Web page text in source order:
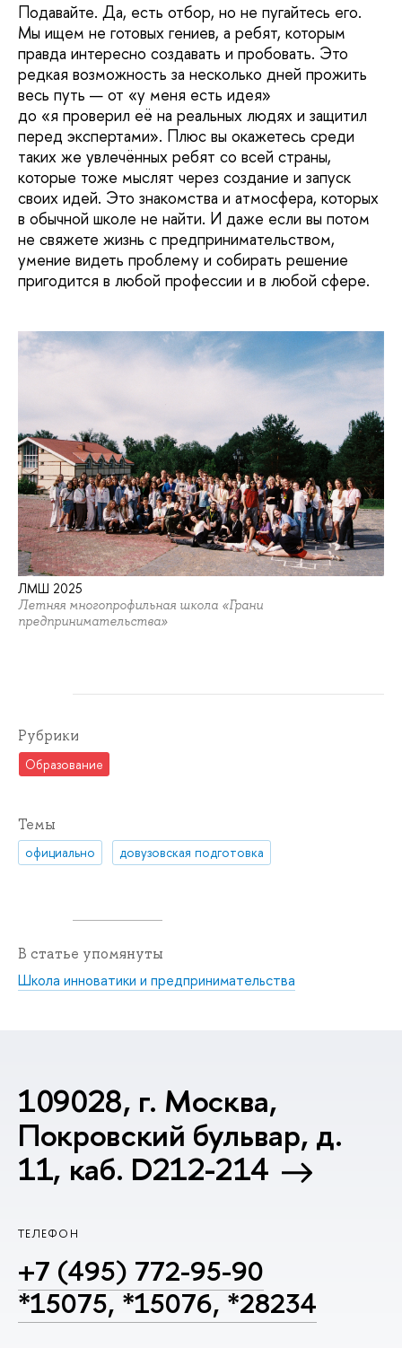
Подавайте. Да, есть отбор, но не пугайтесь его.
Мы ищем не готовых гениев, а ребят, которым
правда интересно создавать и пробовать. Это
редкая возможность за несколько дней прожить
весь путь — от «у меня есть идея»
до «я проверил её на реальных людях и защитил
перед экспертами». Плюс вы окажетесь среди
таких же увлечённых ребят со всей страны,
которые тоже мыслят через создание и запуск
своих идей. Это знакомства и атмосфера, которых
в обычной школе не найти. И даже если вы потом
не свяжете жизнь с предпринимательством,
умение видеть проблему и собирать решение
пригодится в любой профессии и в любой сфере.
ЛМШ 2025
Летняя многопрофильная школа «Грани
предпринимательства»
Рубрики
Образование
Темы
официально довузовская подготовка
В статье упомянуты
Школа инноватики и предпринимательства
109028, г. Москва,
Покровский бульвар, д.
11, каб. D212-214
ТЕЛЕФОН
+7 (495) 772-95-90
*15075, *15076, *28234